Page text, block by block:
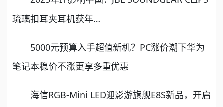
琉璃扣耳夹耳机获年…
5000元预算入手超值新机？PC涨价潮下华为
笔记本稳价不涨更享多重优惠
海信RGB-Mini LED迎影游旗舰E8S新品，开启